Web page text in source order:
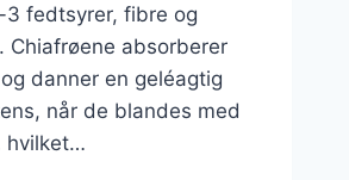
3 fedtsyrer, fibre og
Chiafrøene absorberer
danner en geléagtig
når de blandes med
hvilket…